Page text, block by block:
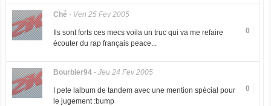
Ché - Ven 25 Fev 2005
0
Ils sont forts ces mecs voila un truc qui va me refaire
écouter du rap français peace...
Bourbier94- Jeu 24 Fev 2005
0
I pete lalbum de tandem avec une mention spécial pour
le jugement :bump